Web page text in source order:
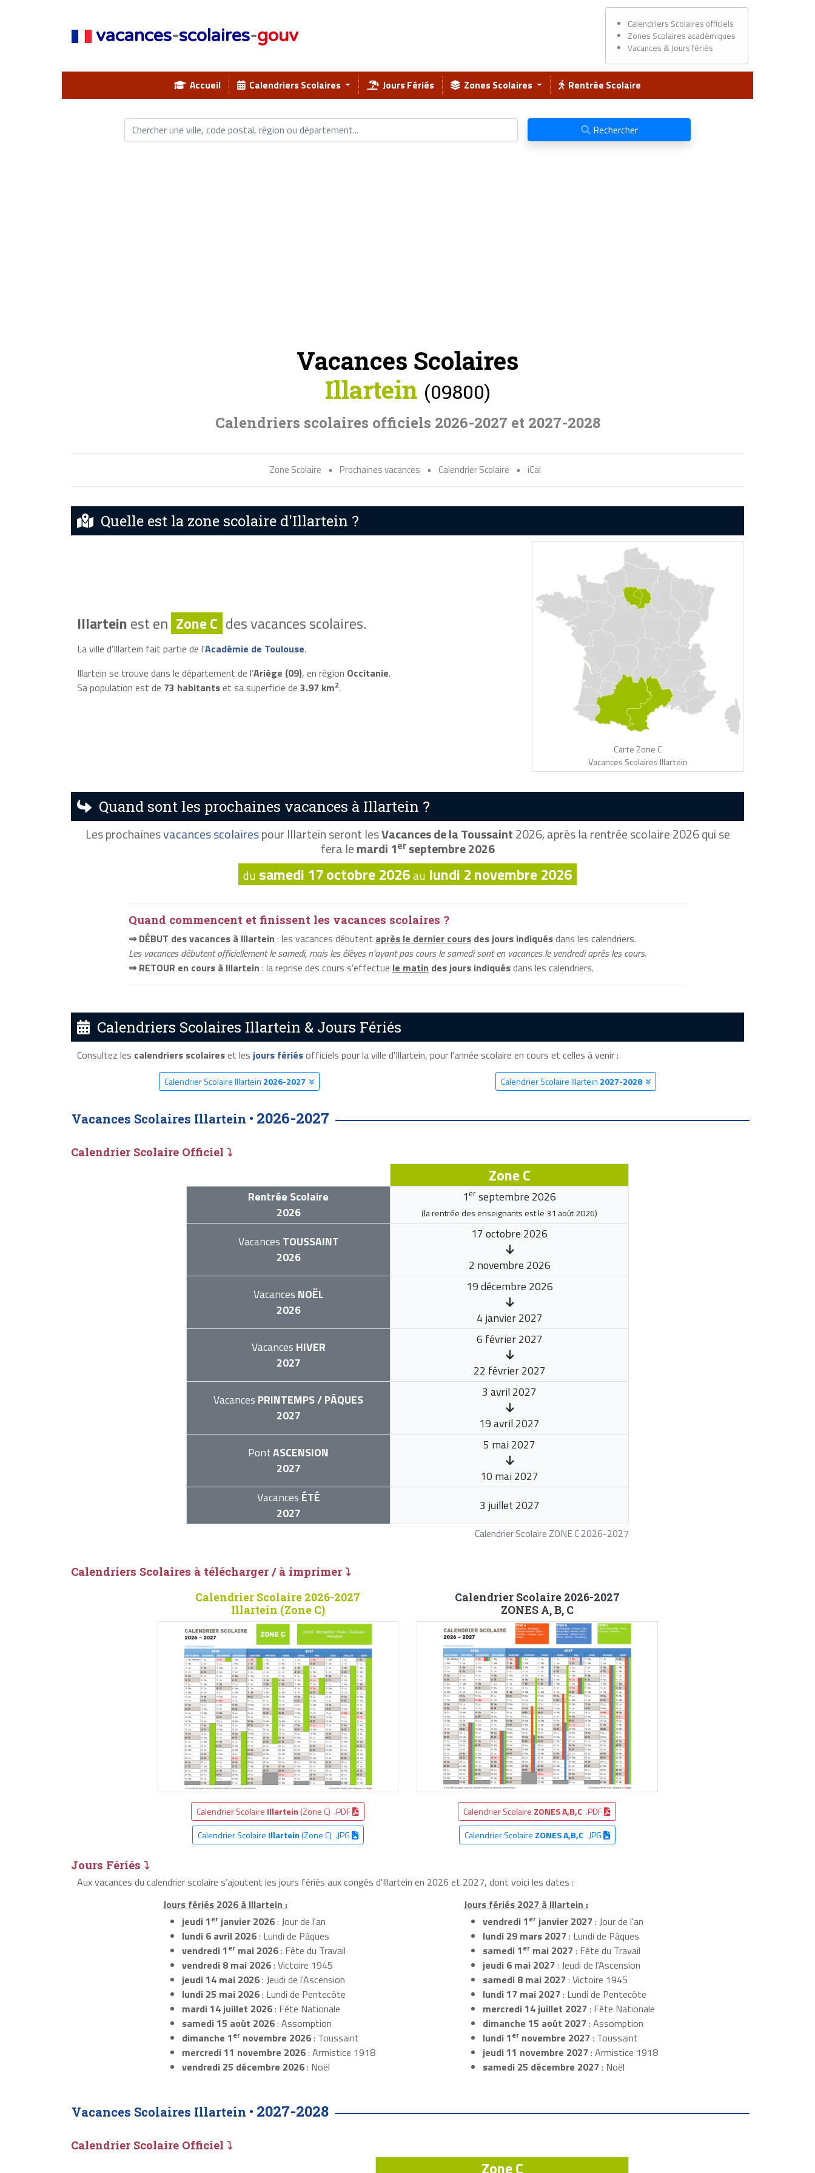
vacances-scolaires-gouv
Calendriers Scolaires officiels
Zones Scolaires académiques
Vacances & Jours fériés
Accueil Calendriers Scolaires Jours Fériés Zones Scolaires Rentrée Scolaire
Rechercher
Vacances Scolaires
Illartein (09800)
Calendriers scolaires officiels 2026-2027 et 2027-2028
Zone Scolaire • Prochaines vacances • Calendrier Scolaire • iCal
Quelle est la zone scolaire d'Illartein ?
Illarteinest en Zone C des vacances scolaires.
La ville d'Illartein fait partie de l'Académie de Toulouse.
Illartein se trouve dans le département de l’Ariège (09), en région Occitanie.
Sa population est de 73 habitantset sa superficie de 3.97 km2.
Carte Zone C
Vacances Scolaires Illartein
Quand sont les prochaines vacances à Illartein ?
Les prochainesvacances scolairespour Illartein seront lesVacances de la Toussaint2026, après la rentrée scolaire 2026 qui se
fera lemardi 1erseptembre 2026
du samedi 17 octobre 2026au lundi 2 novembre 2026
Quand commencent et finissent les vacances scolaires ?
⇒ DÉBUT des vacances à Illartein : les vacances débutent après le dernier cours des jours indiquésdans les calendriers.
Les vacances débutent officiellement le samedi, mais les élèves n'ayant pas cours le samedi sont en vacances le vendredi après les cours.
⇒ RETOUR en cours à Illartein : la reprise des cours s'effectue le matin des jours indiquésdans les calendriers.
Calendriers Scolaires Illartein & Jours Fériés
Consultez les calendriers scolaireset les jours fériésofficiels pour la ville d'Illartein, pour l'année scolaire en cours et celles à venir :
Calendrier Scolaire Illartein 2026-2027 Calendrier Scolaire Illartein 2027-2028
Vacances Scolaires Illartein • 2026-2027
Calendrier Scolaire Officiel ⤵
Calendrier Scolaire ZONE C 2026-2027
Zone C
Rentrée Scolaire
2026
1 er septembre 2026
(la rentrée des enseignants est le 31 août 2026)
Vacances TOUSSAINT
2026
17 octobre 2026
2 novembre 2026
Vacances NOËL
2026
19 décembre 2026
4 janvier 2027
Vacances HIVER
2027
6 février 2027
22 février 2027
Vacances PRINTEMPS / PÂQUES
2027
3 avril 2027
19 avril 2027
PontASCENSION
2027
5 mai 2027
10 mai 2027
Vacances ÉTÉ
2027
3 juillet 2027
Calendriers Scolaires à télécharger / à imprimer ⤵
Calendrier Scolaire 2026-2027
Illartein (Zone C)
Calendrier Scolaire Illartein (Zone C) .PDF
Calendrier Scolaire Illartein(Zone C) .JPG
Calendrier Scolaire 2026-2027
ZONES A, B, C
Calendrier Scolaire ZONES A,B,C .PDF
Calendrier Scolaire ZONES A,B,C.JPG
Jours Fériés ⤵
Aux vacances du calendrier scolaire s’ajoutent les jours fériés aux congés d'Illartein en 2026 et 2027, dont voici les dates :
Jours fériés 2026 à Illartein :
jeudi 1erjanvier 2026: Jour de l'an
lundi 6 avril 2026: Lundi de Pâques
vendredi 1ermai 2026: Fête du Travail
vendredi 8 mai 2026: Victoire 1945
jeudi 14 mai 2026: Jeudi de l'Ascension
lundi 25 mai 2026: Lundi de Pentecôte
mardi 14 juillet 2026: Fête Nationale
samedi 15 août 2026: Assomption
dimanche 1ernovembre 2026: Toussaint
mercredi 11 novembre 2026: Armistice 1918
vendredi 25 décembre 2026: Noël
Jours fériés 2027 à Illartein :
vendredi 1erjanvier 2027: Jour de l'an
lundi 29 mars 2027: Lundi de Pâques
samedi 1ermai 2027: Fête du Travail
jeudi 6 mai 2027: Jeudi de l'Ascension
samedi 8 mai 2027: Victoire 1945
lundi 17 mai 2027: Lundi de Pentecôte
mercredi 14 juillet 2027: Fête Nationale
dimanche 15 août 2027: Assomption
lundi 1ernovembre 2027: Toussaint
jeudi 11 novembre 2027: Armistice 1918
samedi 25 décembre 2027: Noël
Vacances Scolaires Illartein • 2027-2028
Calendrier Scolaire Officiel ⤵
Zone C